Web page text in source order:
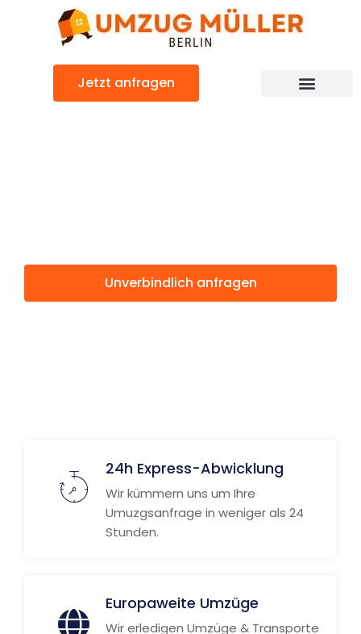
Jetzt anfragen
Unverbindlich anfragen
24h Express-Abwicklung
Wir kümmern uns um Ihre
Umuzgsanfrage in weniger als 24
Stunden.
Europaweite Umzüge
Wir erledigen Umzüge & Transporte